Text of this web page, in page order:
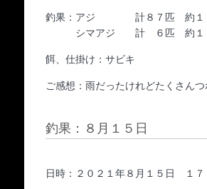
釣果：アジ 計８７匹 約１
シマアジ 計 ６匹 約１
餌、仕掛け：サビキ
ご感想：雨だったけれどたくさん
釣果：８月１５日
日時：２０２１年８月１５日 １７